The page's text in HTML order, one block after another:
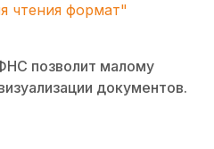
чтения формат"
позволит малому
документов.